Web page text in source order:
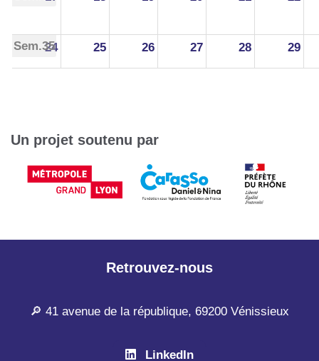
Sem.35
24 25 26 27 28 29
Un projet soutenu par
Retrouvez-nous
🔎 41 avenue de la république, 69200 Vénissieux
LinkedIn